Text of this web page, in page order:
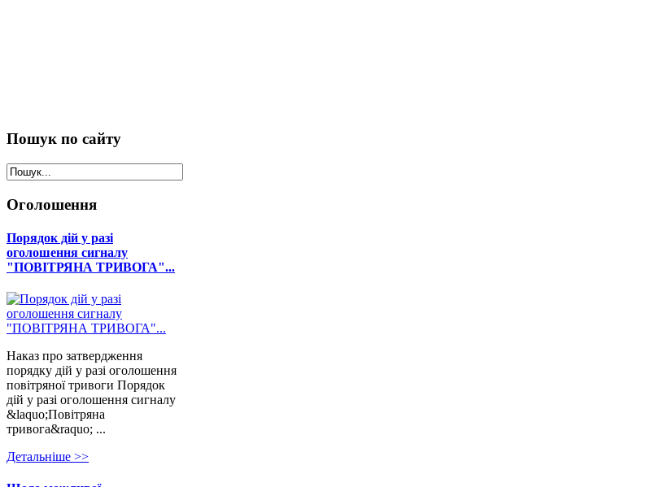
Пошук по сайту
Оголошення
Порядок дій у разі
оголошення сигналу
"ПОВІТРЯНА ТРИВОГА"...
Наказ про затвердження
порядку дій у разі оголошення
повітряної тривоги Порядок
дій у разі оголошення сигналу
&laquo;Повітряна
тривога&raquo; ...
Детальнiше >>